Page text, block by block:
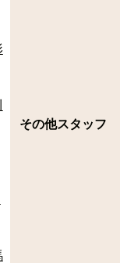
その他スタッフ